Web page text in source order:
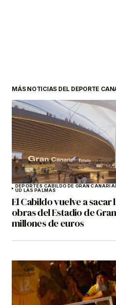
MÁS NOTICIAS DEL DEPORTE
DEPORTES CABILDO DE GRAN CANARIA
UD LAS PALMAS
El Cabildo vuelve a sacar
obras del Estadio de
millones de euros